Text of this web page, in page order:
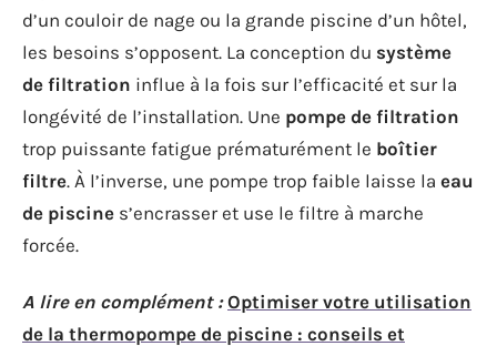
d’un couloir de nage ou la grande piscine d’un hôtel,
les besoins s’opposent. La conception du système
de filtration influe à la fois sur l’efficacité et sur la
longévité de l’installation. Une pompe de filtration
trop puissante fatigue prématurément le boîtier
filtre. À l’inverse, une pompe trop faible laisse la eau
de piscine s’encrasser et use le filtre à marche
forcée.
A lire en complément : Optimiser votre utilisation
de la thermopompe de piscine : conseils et